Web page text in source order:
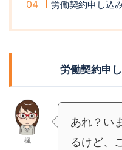
労働契約申し込
労働契約申
楓
あれ？い
るけど、